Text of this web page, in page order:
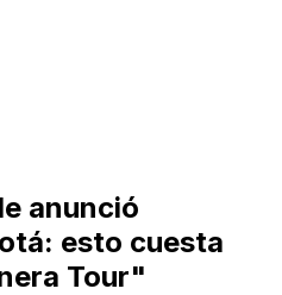
anunció
esto cuesta
Tour"